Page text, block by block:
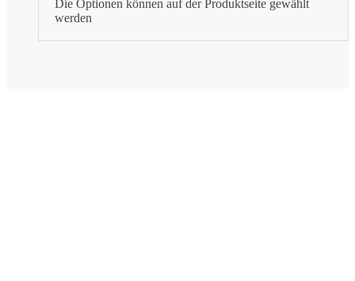
Die Optionen können auf der Produktseite gewählt
werden